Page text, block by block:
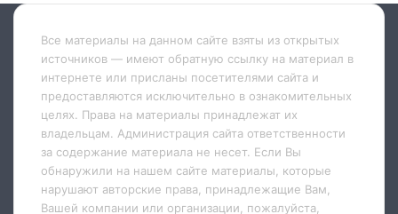
Все материалы на данном сайте взяты из открытых
источников — имеют обратную ссылку на материал в
интернете или присланы посетителями сайта и
предоставляются исключительно в ознакомительных
целях. Права на материалы принадлежат их
владельцам. Администрация сайта ответственности
за содержание материала не несет. Если Вы
обнаружили на нашем сайте материалы, которые
нарушают авторские права, принадлежащие Вам,
Вашей компании или организации, пожалуйста,